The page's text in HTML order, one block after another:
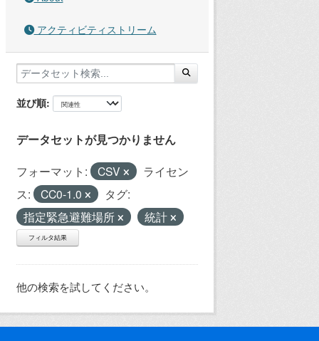
アクティビティストリーム
並び順
データセットが見つかりません
フォーマット: CSV
ライセン
ス:
CC0-1.0
タグ:
指定緊急避難場所
統計
フィルタ結果
他の検索を試してください。